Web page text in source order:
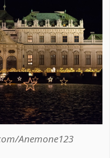
Anemone123